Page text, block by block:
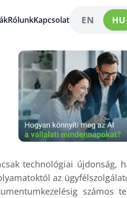
RólunkKapcsolat EN HU
technológiai újdonság,
az
számos